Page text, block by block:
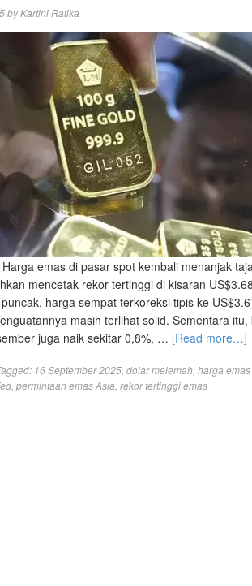
byKartini Ratika
emas di pasar spot kembali menanjak
mencetak rekor tertinggi di kisaran
harga sempat terkoreksi tipis ke
masih terlihat solid. Sementara
juga naik sekitar 0,8%, … [Read more…]
16 September 2025 dolar melemah harga
permintaan emas Asia rekor tertinggi emas